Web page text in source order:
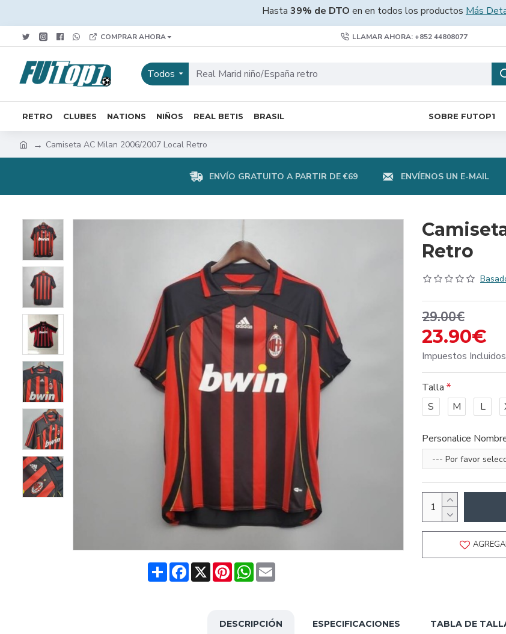
Hasta 39% de DTO en en todos los productos Más
COMPRAR AHORA LLAMAR AHORA: +852 44808077
Todos
RETRO CLUBES NATIONS NIÑOS REAL BETIS BRASIL SOBRE FUTOP1
Camiseta AC Milan 2006/2007 Local Retro
ENVÍO GRATUITO A PARTIR DE €69 ENVÍENOS UN E-MAIL
ShareFacebook
X PinterestWhatsApp
Email
Retro
23.90€
29.00€
Impuestos Incluidos
Talla
S
M L
Personalice
DESCRIPCIÓN ESPECIFICACIONES TABLA DE